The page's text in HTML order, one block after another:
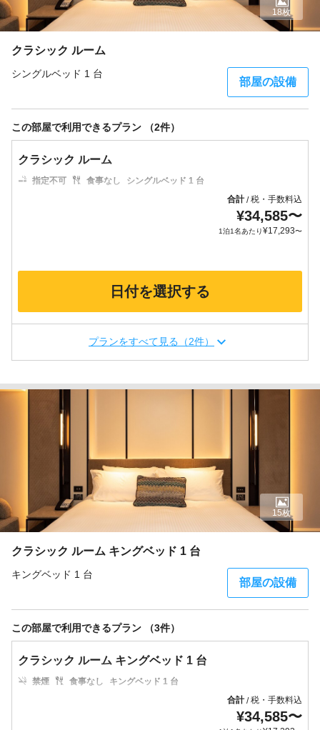
クラシック ルーム
シングルベッド 1 台
部屋の設備
18枚
この部屋で利用できるプラン （2件）
クラシック ルーム
指定不可 食事なし
シングルベッド 1 台
合計/税・手数料込
¥34,585〜
1泊1名あたり¥17,293〜
日付を選択する
プランをすべて見る（2件）
クラシック ルーム キングベッド 1 台
キングベッド 1 台
部屋の設備
15枚
この部屋で利用できるプラン （3件）
クラシック ルーム キングベッド 1 台
禁煙 食事なし
キングベッド 1 台
合計/税・手数料込
¥34,585〜